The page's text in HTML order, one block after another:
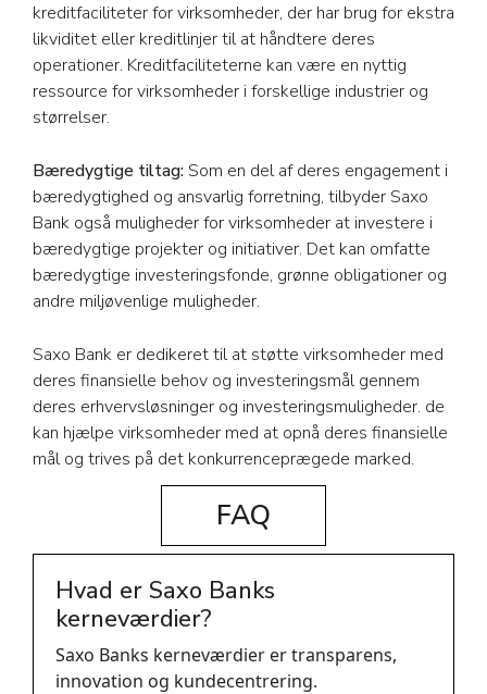
kreditfaciliteter for virksomheder, der har brug for ekstra
likviditet eller kreditlinjer til at håndtere deres
operationer. Kreditfaciliteterne kan være en nyttig
ressource for virksomheder i forskellige industrier og
størrelser.
Bæredygtige tiltag: Som en del af deres engagement i
bæredygtighed og ansvarlig forretning, tilbyder Saxo
Bank også muligheder for virksomheder at investere i
bæredygtige projekter og initiativer. Det kan omfatte
bæredygtige investeringsfonde, grønne obligationer og
andre miljøvenlige muligheder.
Saxo Bank er dedikeret til at støtte virksomheder med
deres finansielle behov og investeringsmål gennem
deres erhvervsløsninger og investeringsmuligheder. de
kan hjælpe virksomheder med at opnå deres finansielle
mål og trives på det konkurrenceprægede marked.
FAQ
Hvad er Saxo Banks
kerneværdier?
Saxo Banks kerneværdier er transparens,
innovation og kundecentrering.